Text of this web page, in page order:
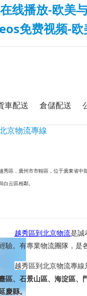
线播放-欧
免费视频-欧
車配送 倉儲配送
京物流專線
秀區，廣州市市轄區，位于廣東省中
白云區相鄰。
越秀區到北京物流是誠
驗。有專業物流團隊，是
越秀區到北京物流專線
區、石景山區、海淀區、
慶縣。